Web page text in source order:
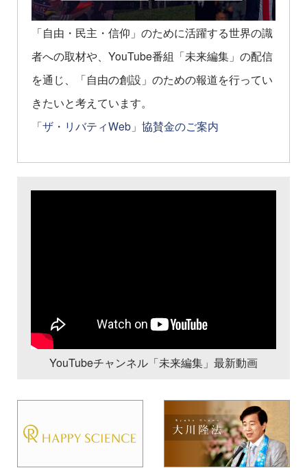
「自由・民主・信仰」のために活躍する世界の識
者への取材や、YouTube番組「未来編集」の配信
を通じ、「自由の創設」のための報道を行ってい
きたいと考えています。
「ザ・リバティWeb」協賛金のご案内
YouTubeチャンネル「未来編集」最新動画